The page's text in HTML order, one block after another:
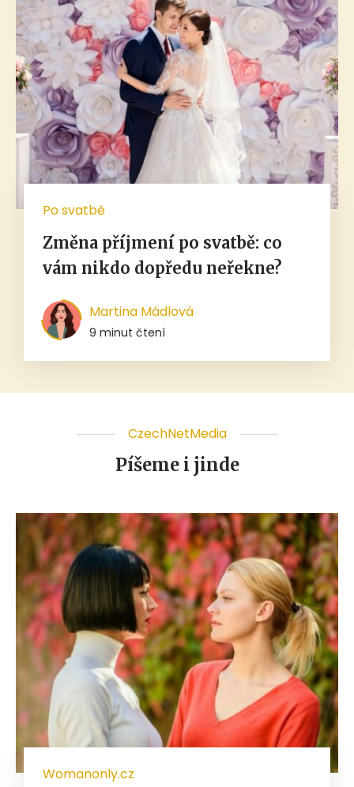
Po svatbě
Změna příjmení po svatbě: co
vám nikdo dopředu neřekne?
Martina Mádlová
9 minut čtení
CzechNetMedia
Píšeme i jinde
Womanonly.cz